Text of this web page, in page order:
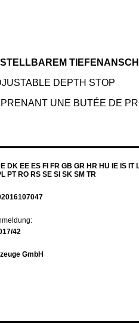
DEPTH STOP
UNE BUTÉE DE
DK EE ES FI FR GB GR HR HU IE IS IT
PT RO RS SE SI SK SM TR
42
GmbH